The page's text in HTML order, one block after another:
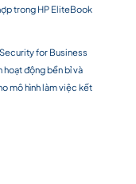
trong HP EliteBook
for Business
hoạt động bền bỉ và
mô hình làm việc kết